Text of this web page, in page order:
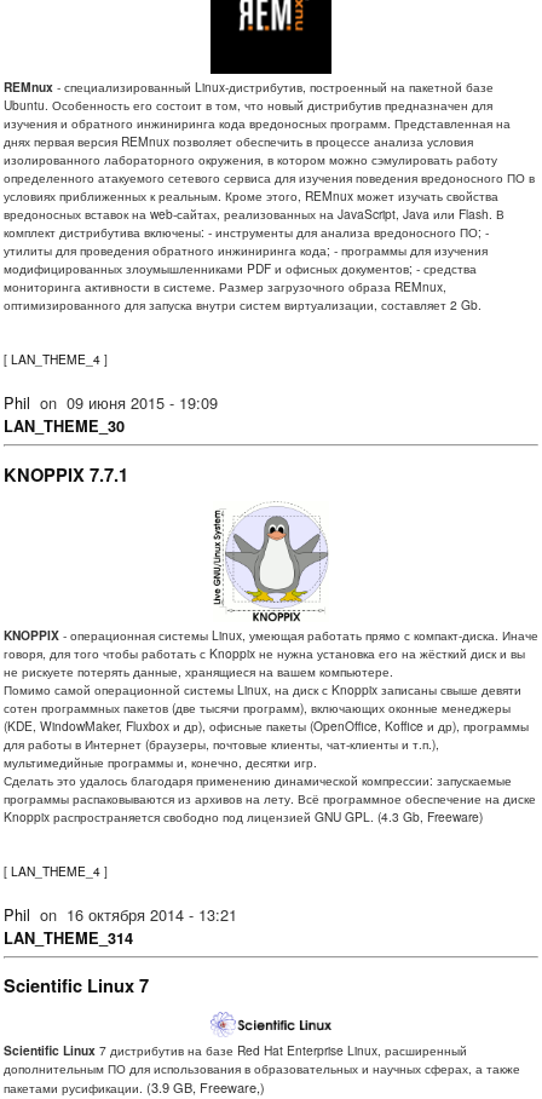
REMnux - специализированный Linux-дистрибутив, построенный на пакетной базе
Ubuntu. Особенность его состоит в том, что новый дистрибутив предназначен для
изучения и обратного инжиниринга кода вредоносных программ. Представленная на
днях первая версия REMnux позволяет обеспечить в процессе анализа условия
изолированного лабораторного окружения, в котором можно сэмулировать работу
определенного атакуемого сетевого сервиса для изучения поведения вредоносного ПО в
условиях приближенных к реальным. Кроме этого, REMnux может изучать свойства
вредоносных вставок на web-сайтах, реализованных на JavaScript, Java или Flash. В
комплект дистрибутива включены: - инструменты для анализа вредоносного ПО; -
утилиты для проведения обратного инжиниринга кода; - программы для изучения
модифицированных злоумышленниками PDF и офисных документов; - средства
мониторинга активности в системе. Размер загрузочного образа REMnux,
оптимизированного для запуска внутри систем виртуализации, составляет 2 Gb.
[ LAN_THEME_4 ]
Phil on 09 июня 2015 - 19:09
LAN_THEME_30
KNOPPIX 7.7.1
KNOPPIX - операционная системы Linux, умеющая работать прямо с компакт-диска. Иначе
говоря, для того чтобы работать с Knoppix не нужна установка его на жёсткий диск и вы
не рискуете потерять данные, хранящиеся на вашем компьютере.
Помимо самой операционной системы Linux, на диск с Knoppix записаны свыше девяти
сотен программных пакетов (две тысячи программ), включающих оконные менеджеры
(KDE, WindowMaker, Fluxbox и др), офисные пакеты (OpenOffice, Koffice и др), программы
для работы в Интернет (браузеры, почтовые клиенты, чат-клиенты и т.п.),
мультимедийные программы и, конечно, десятки игр.
Сделать это удалось благодаря применению динамической компрессии: запускаемые
программы распаковываются из архивов на лету. Всё программное обеспечение на диске
Knoppix распространяется свободно под лицензией GNU GPL. (4.3 Gb, Freeware)
[ LAN_THEME_4 ]
Phil on 16 октября 2014 - 13:21
LAN_THEME_314
Scientific Linux 7
Scientific Linux 7 дистрибутив на базе Red Hat Enterprise Linux, расширенный
дополнительным ПО для использования в образовательных и научных сферах, а также
пакетами русификации. (3.9 GB, Freeware,)